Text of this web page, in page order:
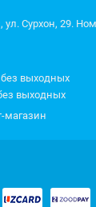
Сурхон, 29.
выходных
выходных
магазин